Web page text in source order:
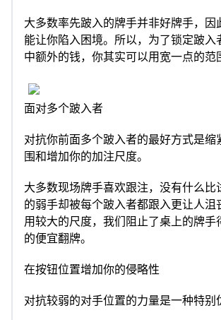
大多数率先跛入的牌手并非好牌手，因
能让你陷入困境。所以，为了锁定跛入
中额外的钱，你其实可以用宽一点的范
面对多个跛入者
对抗你前面多个跛入者的最好方式是缩
围和增加你的加注尺度。
大多数现场牌手喜欢跟注，没有什么比
的弱手却被每个跛入者都跟入更让人沮
用较大的尺度，我们阻止了桌上的牌手
的便宜翻牌。
在按钮位置增加你的侵略性
对抗较弱的对手位置的力量是一种特别